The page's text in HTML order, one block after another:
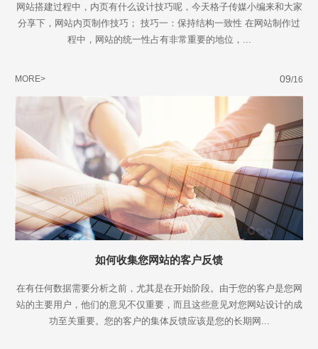
网站搭建过程中，内页有什么设计技巧呢，今天格子传媒小编来和大家
分享下，网站内页制作技巧； 技巧一：保持结构一致性 在网站制作过
程中，网站的统一性占有非常重要的地位，...
MORE> 09/16
如何收集您网站的客户反馈
在有任何数据需要分析之前，尤其是在开始阶段。由于您的客户是您网
站的主要用户，他们的意见不仅重要，而且这些意见对您网站设计的成
功至关重要。您的客户的集体反馈应该是您的长期网...